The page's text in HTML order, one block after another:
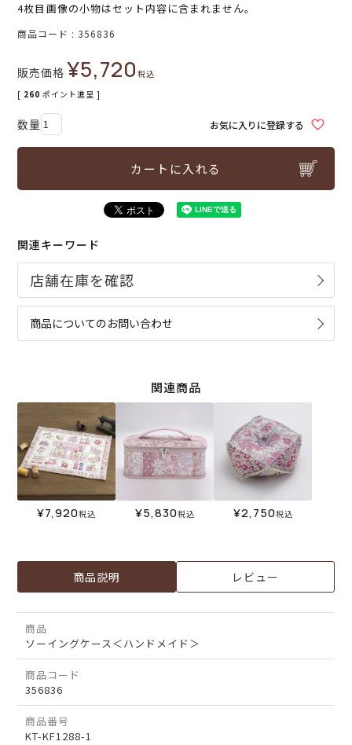
4枚目画像の小物はセット内容に含まれません。
商品コード 356836
販売価格 ¥5,720税込
[ 260 ポイント進呈 ]
お気に入りに登録する
カートに入れる
関連キーワード
商品についてのお問い合わせ
関連商品
¥7,920税込 ¥5,830税込 ¥2,750税込
商品説明 レビュー
商品
ソーイングケース＜ハンドメイド＞
商品コード
356836
商品番号
KT-KF1288-1